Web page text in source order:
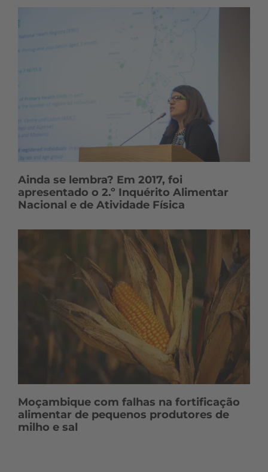
Ainda se lembra? Em 2017, foi
apresentado o 2.º Inquérito Alimentar
Nacional e de Atividade Física
Moçambique com falhas na fortificação
alimentar de pequenos produtores de
milho e sal